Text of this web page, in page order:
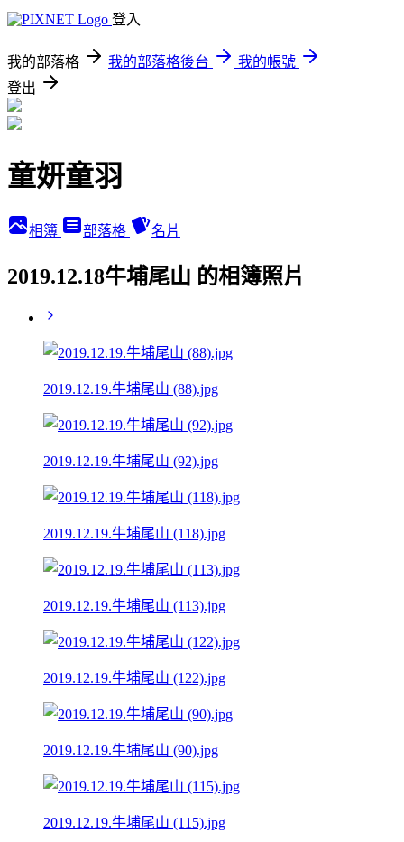
登入
我的部落格 我的部落格後台
我的帳號
登出
童妍童羽
相簿 部落格 名片
2019.12.18牛埔尾山 的相簿照片
2019.12.19.牛埔尾山 (88).jpg
2019.12.19.牛埔尾山 (92).jpg
2019.12.19.牛埔尾山 (118).jpg
2019.12.19.牛埔尾山 (113).jpg
2019.12.19.牛埔尾山 (122).jpg
2019.12.19.牛埔尾山 (90).jpg
2019.12.19.牛埔尾山 (115).jpg